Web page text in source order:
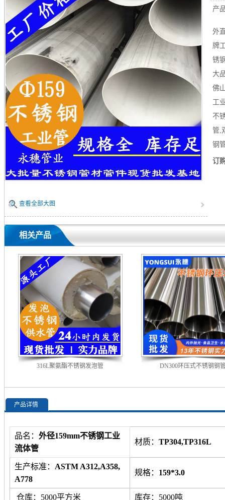
查看全部大图
产
外
牌
锈
大
佛
工
不
管,
钢
订
相关产品
316L聚氨酯不锈钢发泡管 DN300环压式不锈钢钢
产品详情
品名：外径159mm不锈钢工业
流体管
材质：TP304,TP316L
生产标准： ASTM A312,A358,
A778
规格： 159*3.0
仓库：5000平方米 库存：5000吨